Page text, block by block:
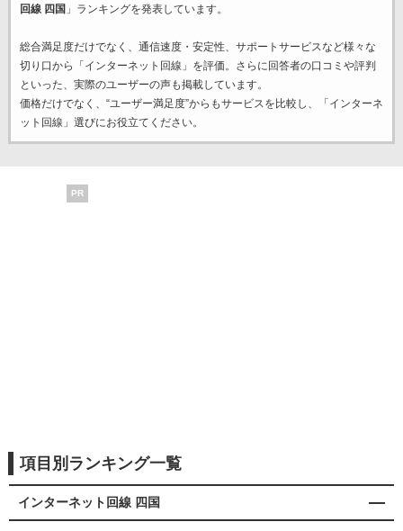
回線 四国 」ランキングを発表しています。
総合満足度だけでなく、通信速度・安定性、サポートサービスなど様々な
切り口から「インターネット回線」を評価。さらに回答者の口コミや評判
といった、実際のユーザーの声も掲載しています。
価格だけでなく、“ユーザー満足度”からもサービスを比較し、「インターネ
ット回線」選びにお役立てください。
PR
項目別ランキング一覧
インターネット回線 四国